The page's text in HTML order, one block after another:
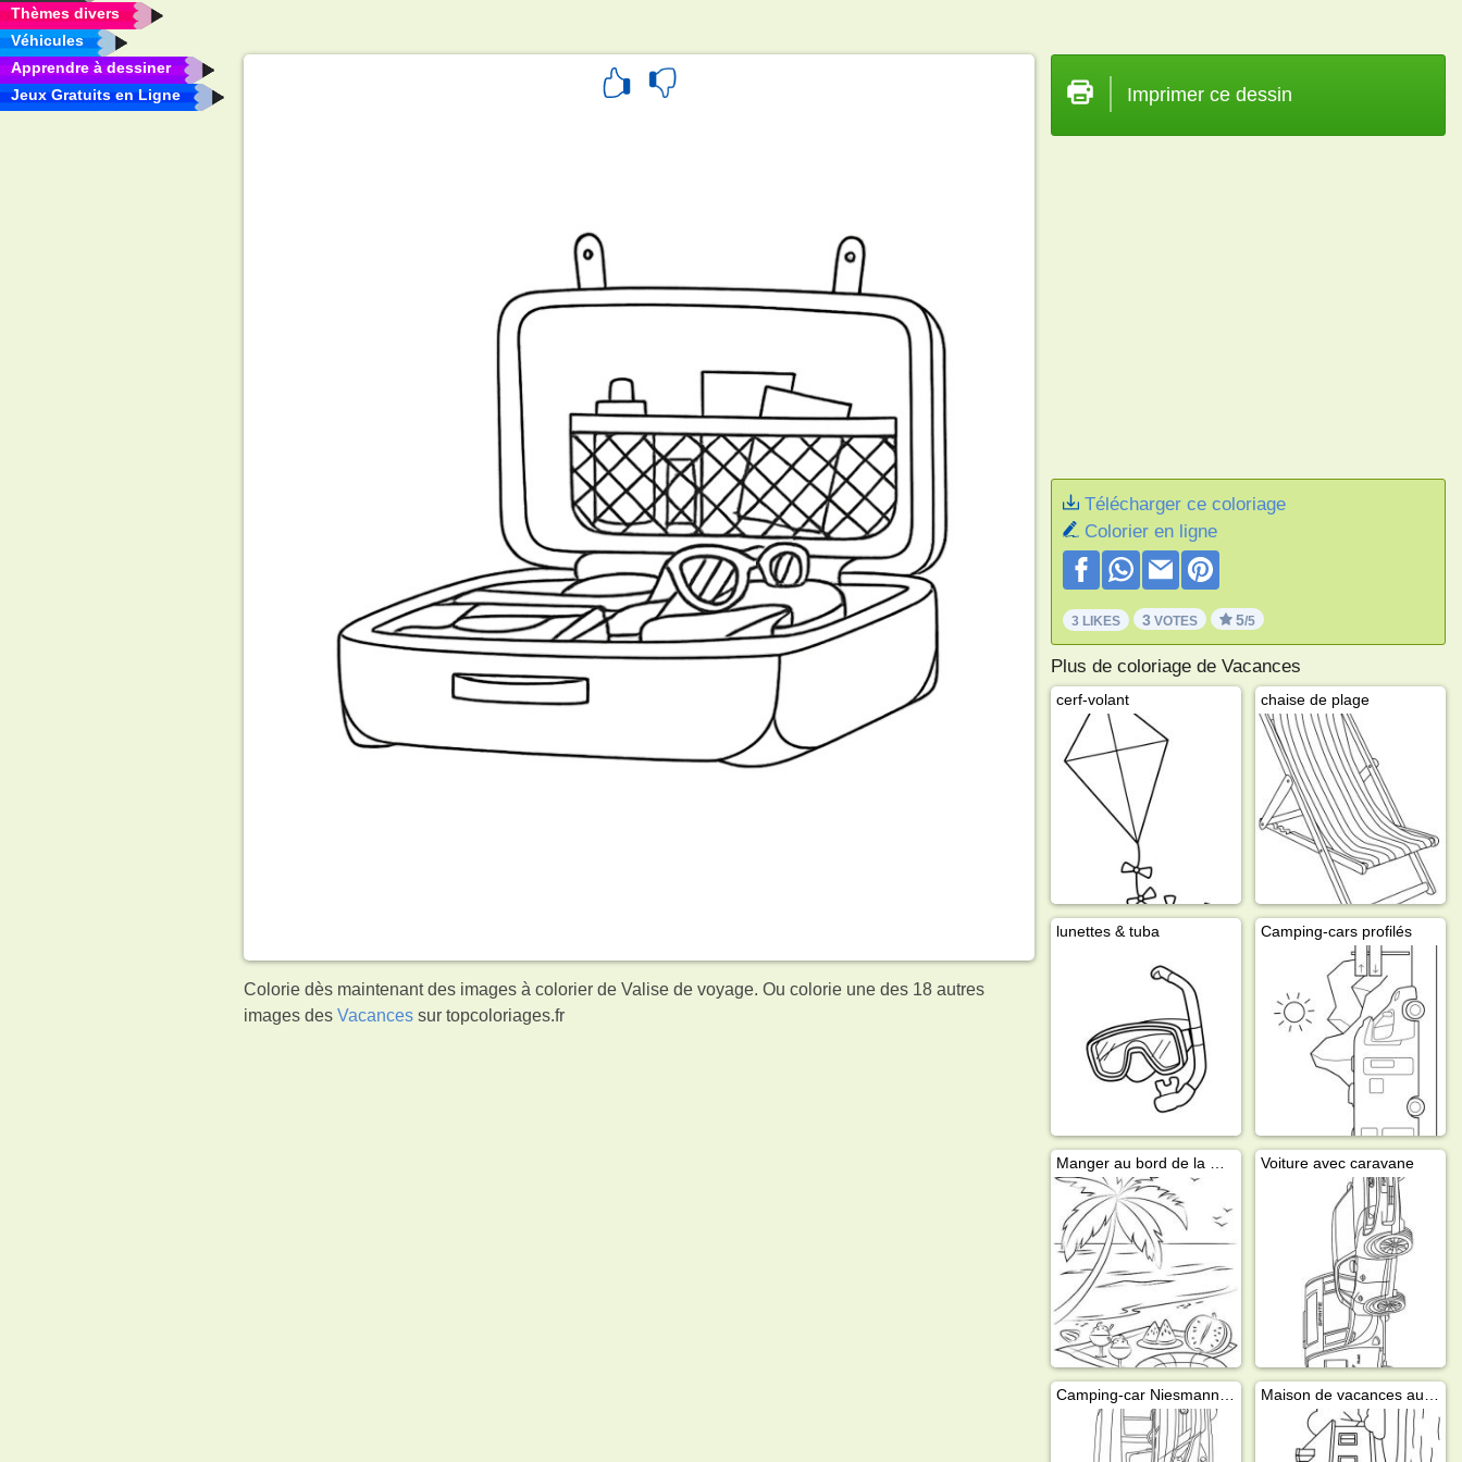
Thèmes divers
Véhicules
Apprendre à dessiner
Jeux Gratuits en Ligne
Colorie dès maintenant des images à colorier de Valise de voyage. Ou colorie une des 18 autres
images desVacances sur topcoloriages.fr
Imprimer ce dessin
Télécharger ce coloriage
Colorier en ligne
3 LIKES 3 VOTES 5/5
Plus de coloriage de Vacances
cerf-volant chaise de plage
lunettes & tuba Camping‐cars profilés
Voiture avec caravane